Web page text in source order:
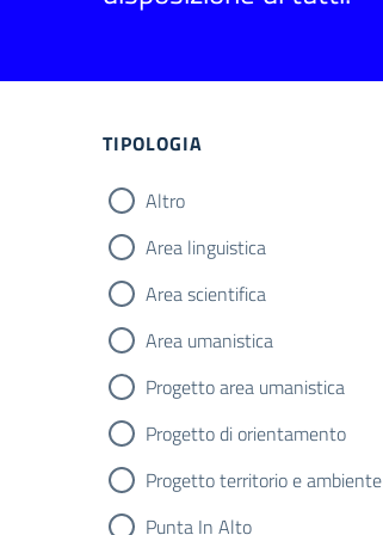
TIPOLOGIA
Altro
Area linguistica
Area scientifica
Area umanistica
Progetto area umanistica
Progetto di orientamento
Progetto territorio e ambiente
Punta In Alto